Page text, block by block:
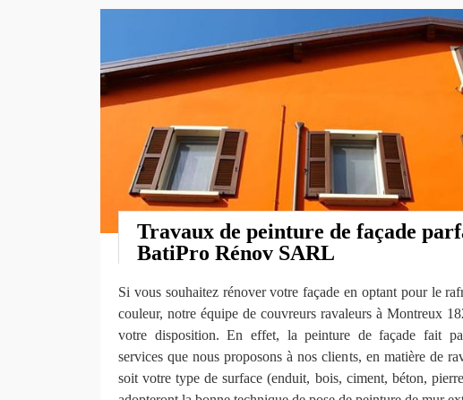
Travaux de peinture de façade
BatiPro Rénov SARL
Si vous souhaitez rénover votre façade en optant pour le
couleur, notre équipe de couvreurs ravaleurs à Montreux
votre disposition. En effet, la peinture de façade fait
services que nous proposons à nos clients, en matière de
soit votre type de surface (enduit, bois, ciment, béton,